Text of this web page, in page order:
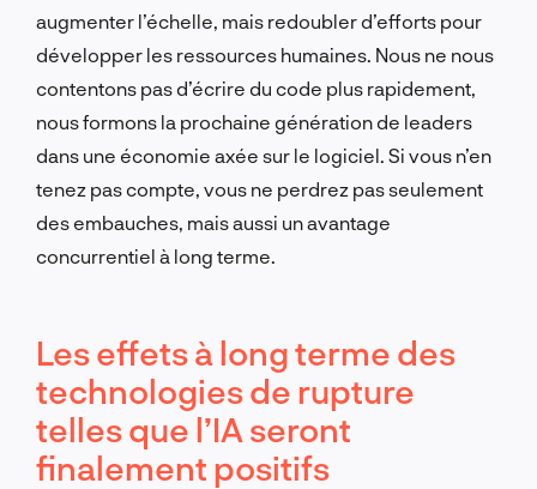
augmenter l’échelle, mais redoubler d’efforts pour
développer les ressources humaines. Nous ne nous
contentons pas d’écrire du code plus rapidement,
nous formons la prochaine génération de leaders
dans une économie axée sur le logiciel. Si vous n’en
tenez pas compte, vous ne perdrez pas seulement
des embauches, mais aussi un avantage
concurrentiel à long terme.
Les effets à long terme des
technologies de rupture
telles que l’IA seront
finalement positifs